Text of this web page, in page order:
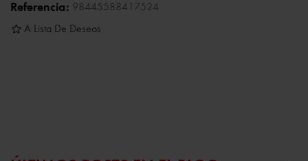
Referencia: 98445588417524
A Lista De Deseos